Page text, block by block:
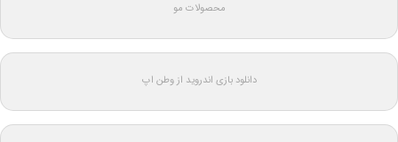
محصولات مو
دانلود بازی اندروید از وطن اپ